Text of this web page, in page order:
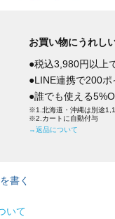
お買い物にうれし
●税込3,980円以上
●LINE連携で200
●誰でも使える
※1.北海道・沖縄は別途
※2.カートに自動付与
→返品について
書く
いて